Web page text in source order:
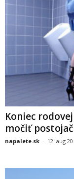
Koniec
močiť
napalete.sk - 12. aug